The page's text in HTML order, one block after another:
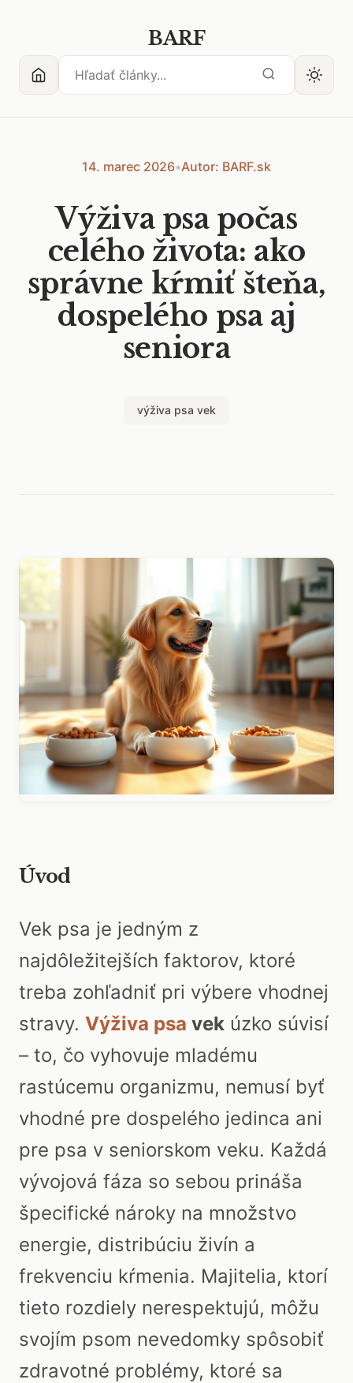
BARF
14. marec 2026•Autor: BARF.sk
Výživa psa počas
celého života: ako
správne kŕmiť šteňa,
dospelého psa aj
seniora
výživa psa vek
Úvod
Vek psa je jedným z
najdôležitejších faktorov, ktoré
treba zohľadniť pri výbere vhodnej
stravy. Výživa psa vek úzko súvisí
– to, čo vyhovuje mladému
rastúcemu organizmu, nemusí byť
vhodné pre dospelého jedinca ani
pre psa v seniorskom veku. Každá
vývojová fáza so sebou prináša
špecifické nároky na množstvo
energie, distribúciu živín a
frekvenciu kŕmenia. Majitelia, ktorí
tieto rozdiely nerespektujú, môžu
svojím psom nevedomky spôsobiť
zdravotné problémy, ktoré sa